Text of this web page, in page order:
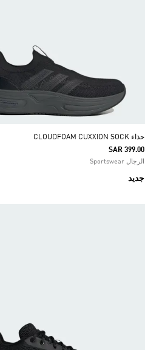
حذاء CLOUDFOAM CUXXION SOCK
SAR 399.00
الرجال Sportswear
جديد